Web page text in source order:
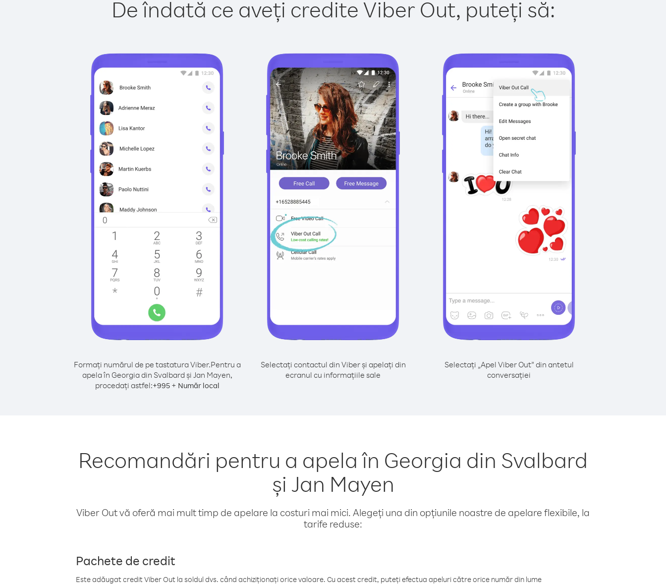
De îndată ce aveți credite Viber Out, puteți să:
Formați numărul de pe tastatura Viber.Pentru a
apela în Georgia din Svalbard și Jan Mayen,
procedați astfel:+995+ Număr local
Selectați contactul din Viber și apelați din
ecranul cu informațiile sale
Selectați „Apel Viber Out” din antetul
conversației
Recomandări pentru a apela în Georgia din Svalbard
și Jan Mayen
Viber Out vă oferă mai mult timp de apelare la costuri mai mici. Alegeți una din opțiunile noastre de apelare flexibile, la
tarife reduse:
Pachete de credit
Este adăugat credit Viber Out la soldul dvs. când achiziționați orice valoare. Cu acest credit, puteți efectua apeluri către orice număr din lume